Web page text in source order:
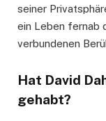
seiner
ein Leben fernab
verbundenen
Hat David
gehabt?